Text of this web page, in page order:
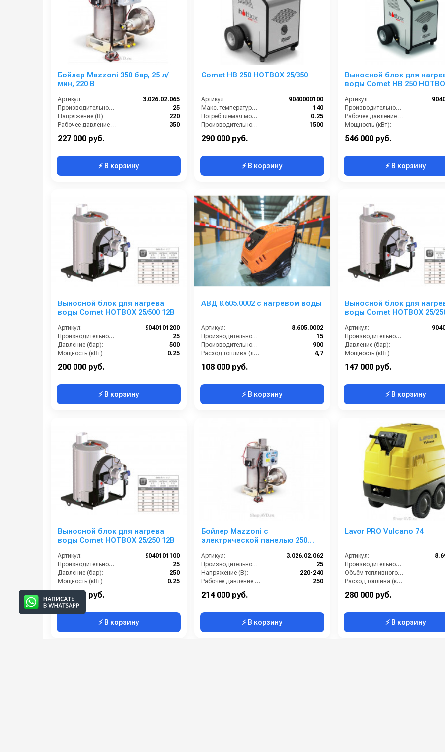
Бойлер Mazzoni 350 бар, 25 л/
мин, 220 В
Артикул:
3.026.02.065
Производительность (л/мин):
25
Напряжение (В):
220
Рабочее давление (бар):
350
227 000 руб.
⚡ В корзину
Comet HB 250 HOTBOX 25/350
Артикул:
9040000100
Макс. температура воды на выходе (°C):
140
Потребляемая мощность (кВт):
0.25
Производительность (л/ч):
1500
290 000 руб.
⚡ В корзину
Выносной блок для
воды Comet HB 250
Артикул:
Производительность (л/мин):
Рабочее давление (бар):
Мощность (кВт):
546 000 руб.
⚡ В корзину
Выносной блок для нагрева
воды Comet HOTBOX 25/500 12В
Артикул:
9040101200
Производительность (л/мин):
25
Давление (бар):
500
Мощность (кВт):
0.25
200 000 руб.
⚡ В корзину
АВД 8.605.0002 с нагревом воды
Артикул:
8.605.0002
Производительность (л/мин):
15
Производительность (л/ч):
900
Расход топлива (л/ч):
4,7
108 000 руб.
⚡ В корзину
Выносной блок для
воды Comet HOTBOX 25/
Артикул:
Производительность (л/мин):
Давление (бар):
Мощность (кВт):
147 000 руб.
⚡ В корзину
Выносной блок для нагрева
воды Comet HOTBOX 25/250 12В
Артикул:
9040101100
Производительность (л/мин):
25
Давление (бар):
250
Мощность (кВт):
0.25
В коробке:
232 000 руб.
⚡ В корзину
Бойлер Mazzoni с
электрической панелью 250
Артикул:
3.026.02.062
Производительность (л/мин):
25
Напряжение (В):
220-240
Рабочее давление (бар):
250
214 000 руб.
⚡ В корзину
Lavor PRO Vulcano 74
Артикул:
Производительность (л/ч):
Объём топливного бака (л):
Расход топлива (кг/ч):
280 000 руб.
⚡ В корзину